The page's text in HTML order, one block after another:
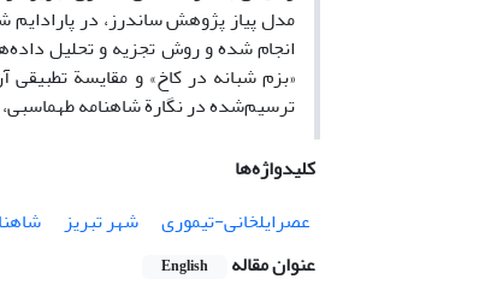
مدل پیاز پژوهش ساندرز، در
انجام شده و روش تجزیه و تحلیل
«بزم شبانه در کاخ» و مقایسة
ترسیم‌شده در نگارة شاهنامه طهماسبی، به فضای
کلیدواژه‌ها
عصرایلخانی-تیموری
شهر تبریز
عنوان مقاله
English